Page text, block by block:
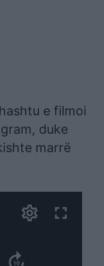
e filmoi
duke
marrë